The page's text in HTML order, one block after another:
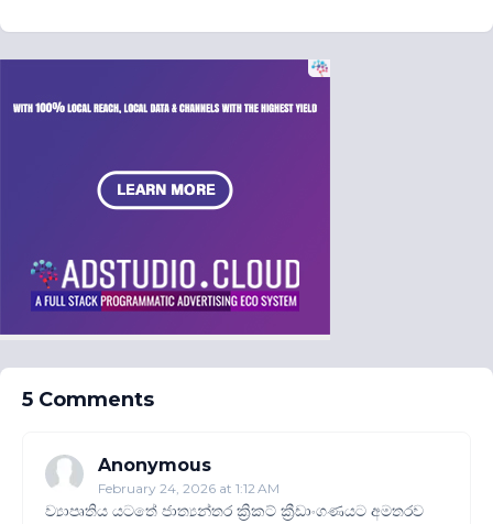
5 Comments
Anonymous
February 24, 2026 at 1:12 AM
ව්‍යාපෘතිය යටතේ ජාත්‍යන්තර ක්‍රිකට් ක්‍රීඩාංගණයට අමතරව